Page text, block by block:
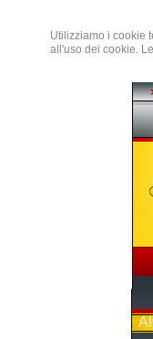
Utilizziamo i cookie
all'uso dei cookie.